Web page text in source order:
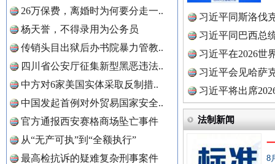
26万保费，离婚时为何要分走一..
杨天誉，不得录用为公务员
传销头目出狱后办书院暴力管教..
四川省公安厅征集新型黑恶违法..
中方对6家美国实体采取反制措..
中国发起首例对外贸易国家安全..
官方通报西安赛格商场坠亡事件
从“无产可执”到“全额执行”
最高检抗诉的疑难复杂刑事案件
习近平同斯洛伐
习近平同巴西总
习近平在2026世
理高级..
习近平会见哈萨
习近平将出席
球治理..
法制新闻
8
“后车司机肯定在骂我” 全民健